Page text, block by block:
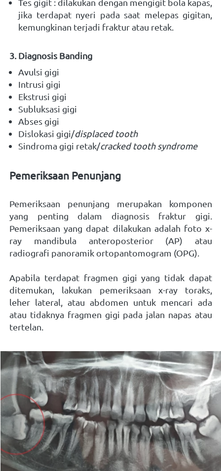
Tes gigit : dilakukan dengan mengigit bola kapas,
jika terdapat nyeri pada saat melepas gigitan,
kemungkinan terjadi fraktur atau retak.
3. Diagnosis Banding
Avulsi gigi
Intrusi gigi
Ekstrusi gigi
Subluksasi gigi
Abses gigi
Dislokasi gigi/displaced tooth
Sindroma gigi retak/cracked tooth syndrome
Pemeriksaan Penunjang
Pemeriksaan penunjang merupakan komponen
yang penting dalam diagnosis fraktur gigi.
Pemeriksaan yang dapat dilakukan adalah foto x-
ray mandibula anteroposterior (AP) atau
radiografi panoramik ortopantomogram (OPG).
Apabila terdapat fragmen gigi yang tidak dapat
ditemukan, lakukan pemeriksaan x-ray toraks,
leher lateral, atau abdomen untuk mencari ada
atau tidaknya fragmen gigi pada jalan napas atau
tertelan.